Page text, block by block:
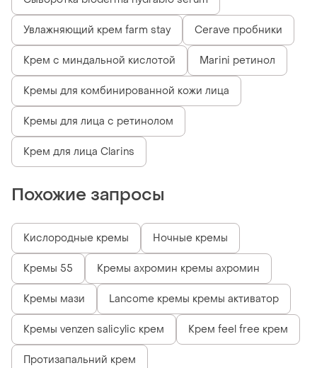
Увлажняющий крем farm stay Cerave пробники
Крем с миндальной кислотой Marini ретинол
Кремы для комбинированной кожи лица
Кремы для лица с ретинолом
Крем для лица Clarins
Похожие запросы
Кислородные кремы Ночные кремы
Кремы 55 Кремы ахромин кремы ахромин
Кремы мази Lancome кремы кремы активатор
Кремы venzen salicylic крем Крем feel free крем
Протизапальний крем